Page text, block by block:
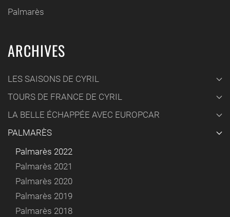
Palmarès
ARCHIVES
LES SAISONS DE CYRIL
TOURS DE FRANCE DE CYRIL
LA BELLE ÉCHAPPÉE AVEC EUROPCAR
PALMARÈS
Palmarès 2022
Palmarès 2021
Palmarès 2020
Palmarès 2019
Palmarès 2018